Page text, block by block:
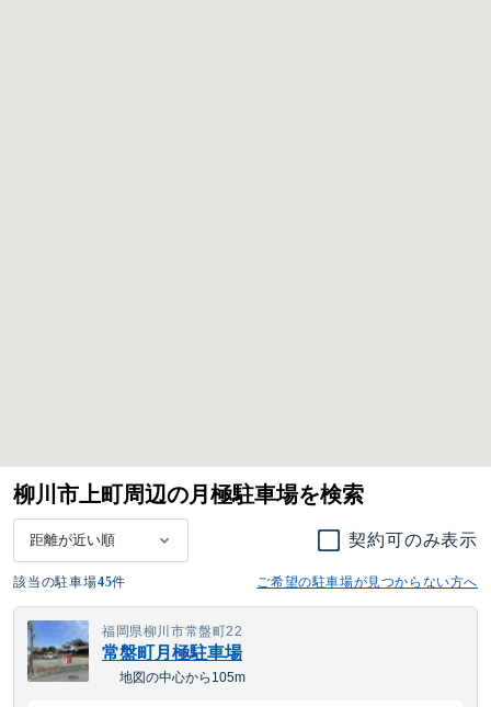
柳川市上町周辺の月極駐車場を検索
契約可のみ表示
該当の駐車場45件 ご希望の駐車場が見つからない方へ
福岡県柳川市常盤町22
常盤町月極駐車場
地図の中心から105m